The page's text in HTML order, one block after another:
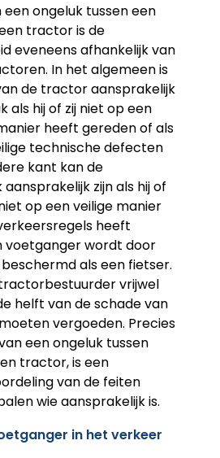
ongeluk tussen een
tractor is de
eveneens afhankelijk van
In het algemeen is
de tractor aansprakelijk
als hij of zij niet op een
heeft gereden of als
technische defecten
kant kan de
zijn als hij of
op een veilige manier
heeft
voetganger wordt door
als een fietser.
vrijwel
helft van de schade van
vergoeden. Precies
een ongeluk tussen
tractor, is een
van de feiten
wie aansprakelijk is.
in het verkeer